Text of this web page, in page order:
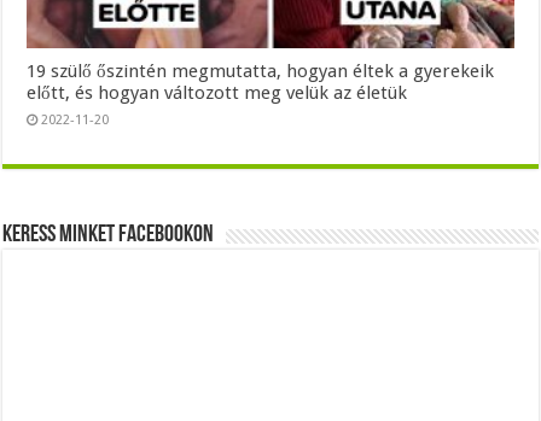
19 szülő őszintén megmutatta, hogyan éltek a gyerekeik
előtt, és hogyan változott meg velük az életük
2022-11-20
Keress minket Facebookon